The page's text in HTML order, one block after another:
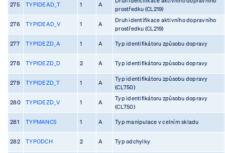
275 TYPIDEAD_T 1 A
prostředku (CL219)
276 TYPIDEAD_V 1 A
Druh identifikace aktivního dopravního
prostředku (CL219)
277 TYPIDEZD_A 1 A Typ identifikátoru způsobu dopravy
278 TYPIDEZD_D 2 A Typ identifikátoru způsobu dopravy
279 TYPIDEZD_T 1 A
Typ identifikátoru způsobu dopravy
(CL750)
280 TYPIDEZD_V 1 A
Typ identifikátoru způsobu dopravy
(CL750)
281 TYPMANCS 1 A Typ manipulace v celním skladu
282 TYPODCH 2 A Typ odchylky